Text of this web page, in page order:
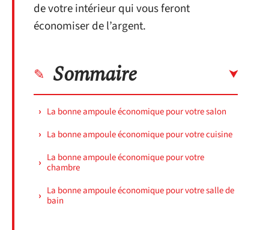
de votre intérieur qui vous feront
économiser de l’argent.
Sommaire
La bonne ampoule économique pour votre salon
La bonne ampoule économique pour votre cuisine
La bonne ampoule économique pour votre
chambre
La bonne ampoule économique pour votre salle de
bain